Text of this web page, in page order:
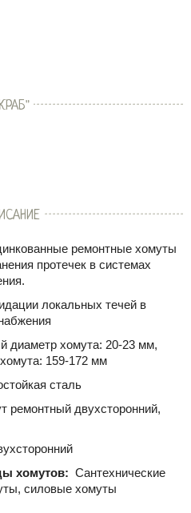
ремонтные хомуты
протечек в системах
локальных течей в
диаметр хомута: 20-23 мм,
159-172 мм
сталь
ремонтный двухсторонний,
хомутов: Сантехнические
силовые хомуты